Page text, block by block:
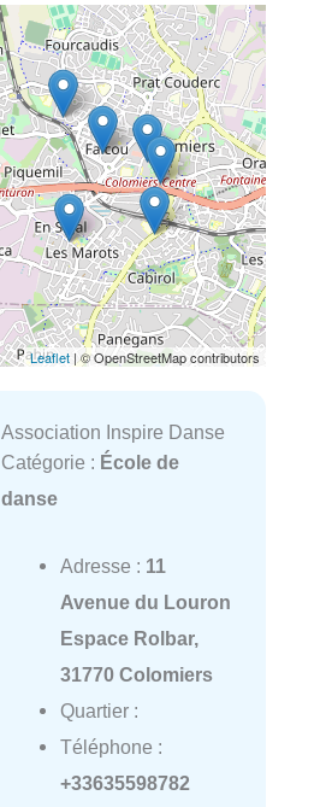
Leaflet | © OpenStreetMap contributors
Association Inspire Danse
Catégorie : École de
danse
Adresse : 11
Avenue du Louron
Espace Rolbar,
31770 Colomiers
Quartier :
Téléphone :
+33635598782